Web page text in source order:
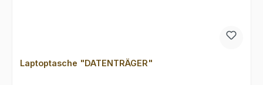
Laptoptasche "DATENTRÄGER"